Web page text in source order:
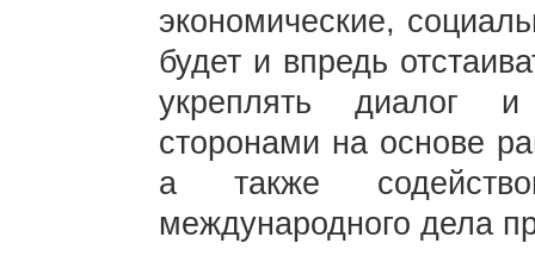
экономические,
будет и впредь
укреплять диалог
сторонами на основе
а также
международного дела